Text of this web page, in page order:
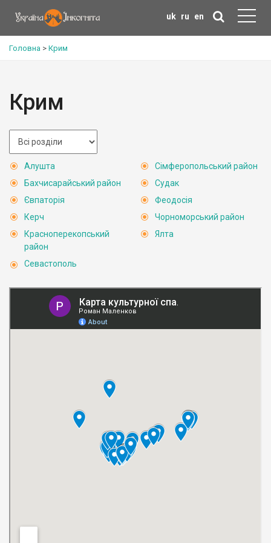
uk ru en
Головна > Крим
Крим
Алушта
Бахчисарайський район
Євпаторія
Керч
Красноперекопський
район
Севастополь
Сімферопольський район
Судак
Феодосія
Чорноморський район
Ялта